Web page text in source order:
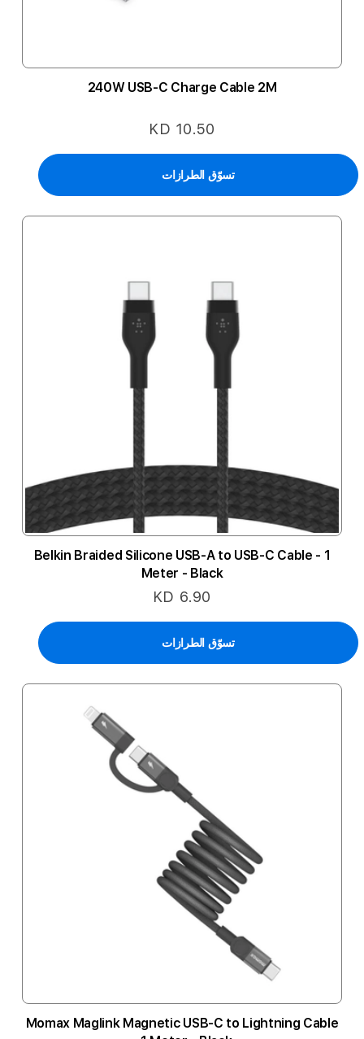
240W USB-C Charge Cable 2M
KD 10.50
تسوّق الطرازات
Belkin Braided Silicone USB-A to USB-C Cable - 1
Meter - Black
KD 6.90
تسوّق الطرازات
Momax Maglink Magnetic USB-C to Lightning Cable